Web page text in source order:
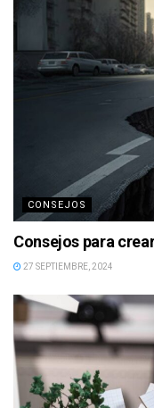
CONSEJOS
Consejos para
27 SEPTIEMBRE, 2024